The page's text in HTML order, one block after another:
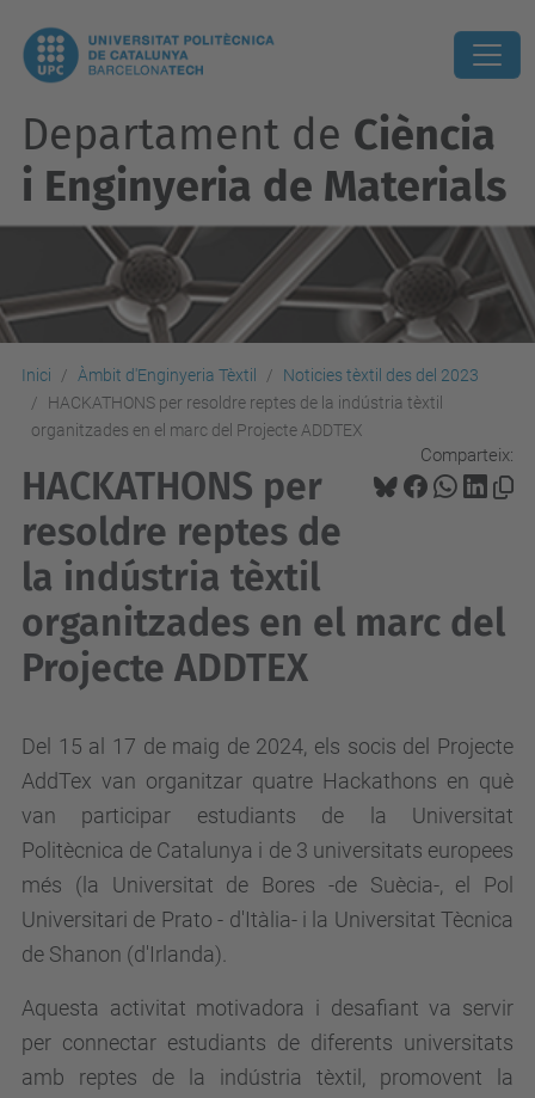
Departament de Ciència
i Enginyeria de Materials
Inici Àmbit d'Enginyeria Tèxtil
Noticies tèxtil des del 2023
HACKATHONS per resoldre reptes de la indústria tèxtil
organitzades en el marc del Projecte ADDTEX
Comparteix:
HACKATHONS per
resoldre reptes de
la indústria tèxtil
organitzades en el marc del
Projecte ADDTEX
Del 15 al 17 de maig de 2024, els socis del Projecte
AddTex van organitzar quatre Hackathons en què
van participar estudiants de la Universitat
Politècnica de Catalunya i de 3 universitats europees
més (la Universitat de Bores -de Suècia-, el Pol
Universitari de Prato - d'Itàlia- i la Universitat Tècnica
de Shanon (d'Irlanda).
Aquesta activitat motivadora i desafiant va servir
per connectar estudiants de diferents universitats
amb reptes de la indústria tèxtil, promovent la